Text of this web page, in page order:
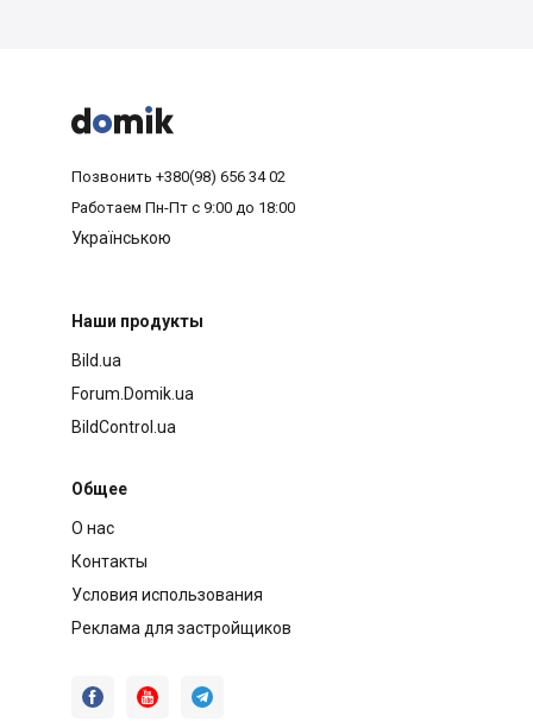



Позвонить +380(98) 656 34 02
Работаем Пн-Пт с 9:00 до 18:00
Українською
Наши продукты
Bild.ua
Forum.Domik.ua
BildControl.ua
Общее
О нас
Контакты
Условия использования
Реклама для застройщиков
  